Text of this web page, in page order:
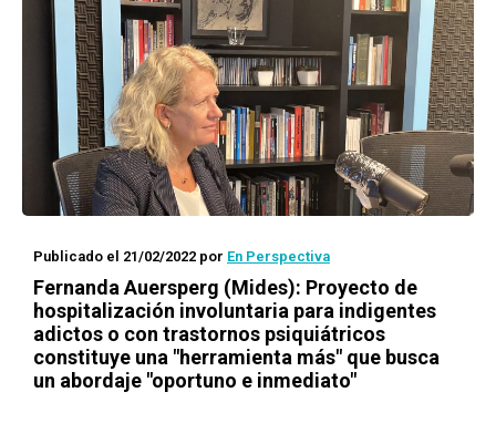
Publicado el 21/02/2022 por En Perspectiva
Fernanda Auersperg (Mides): Proyecto de
hospitalización involuntaria para indigentes
adictos o con trastornos psiquiátricos
constituye una "herramienta más" que busca
un abordaje "oportuno e inmediato"